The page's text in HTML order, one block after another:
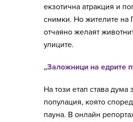
екзотична атракция и
снимки. Но жителите на
отчаяно желаят
улиците.
„Заложници на едрите
На този етап става дума
популация, която
пауна. В онлайн